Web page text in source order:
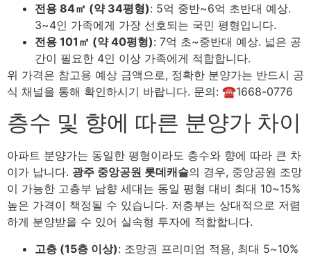
전용 84㎡ (약 34평형): 5억 중반~6억 초반대 예상.
3~4인 가족에게 가장 선호되는 국민 평형입니다.
전용 101㎡ (약 40평형): 7억 초~중반대 예상. 넓은 공
간이 필요한 4인 이상 가족에게 적합합니다.
위 가격은 참고용 예상 금액으로, 정확한 분양가는 반드시 공
식 채널을 통해 확인하시기 바랍니다. 문의: ☎1668-0776
층수 및 향에 따른 분양가 차이
아파트 분양가는 동일한 평형이라도 층수와 향에 따라 큰 차
이가 납니다. 광주 중앙공원 롯데캐슬의 경우, 중앙공원 조망
이 가능한 고층부 남향 세대는 동일 평형 대비 최대 10~15%
높은 가격이 책정될 수 있습니다. 저층부는 상대적으로 저렴
하게 분양받을 수 있어 실속형 투자에 적합합니다.
고층 (15층 이상): 조망권 프리미엄 적용, 최대 5~10%